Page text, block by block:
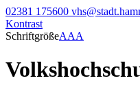
02381 175600
Kontrast
SchriftgrößeAAA